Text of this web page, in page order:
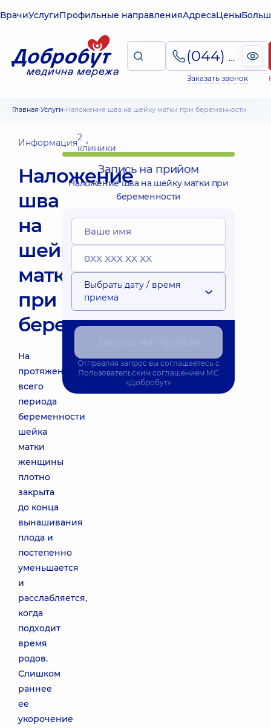
ВрачиУслугиПрофильные направленияАдресаЦены
(044) 495-2-888
Заказать звонок
Главная Услуги Наложение шва на шейку матки при беременности
Информация2
клиники
Наложение
шва
на
шейку
матки
при
беременности
На
протяжении
всего
периода
беременности
шейка
матки
женщины
плотно
закрыта
до конца
вынашивания
плода и
постепенно
уменьшается
и
расслабляется,
когда
подходит
время
родов.
Слишком
раннее
ее
укорочение
Запись на прийом
Наложение шва на шейку матки при
беременности
Выбрать дату / время
приема
Отправляя запрос вы соглашаетесь с
Пользовательским соглашением МС
«Добробут»